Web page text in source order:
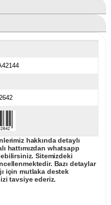
hakkında detaylı
hattımızdan whatsapp
Sitemizdeki
Bazı detaylar
için mutlaka destek
tavsiye ederiz.